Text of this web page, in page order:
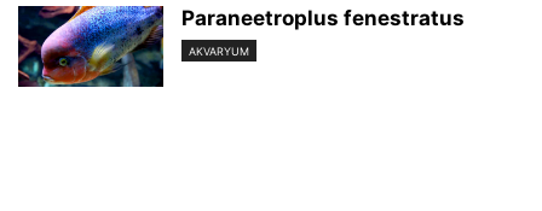
Paraneetroplus fenestratus
AKVARYUM